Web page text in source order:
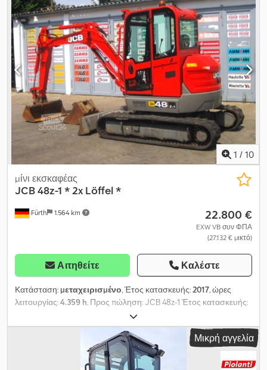
1 / 10
Fürth 1.564 km
μίνι εκσκαφέας
JCB48z-1 * 2x Löffel *
22.800 €
EXW VB συν ΦΠΑ
(27.132 € μικτό)
Αιτηθείτε Καλέστε
Κατάσταση: μεταχειρισμένο, Έτος κατασκευής: 2017, ώρες
λειτουργίας:4.359 h , Προς πώληση: JCB 48z-1 Έτος κατασκευής:
2017 Csdpfxozn Um So Al Rorf 4.359 ώρες λειτουργίας Μίνι
εκσκαφέας 4,8 τόνων. Κάδος εκσκαφής 120 cm + κουβάς 60 cm.
Προστατευτική πλάκα, τεχνολογία ZeroTail. Η Helmut Jakob
Pfeifer Verwertungen πουλάει μηχανήματα και εξοπλισμό για
λογαριασμό εταιρειών, τραπεζών, δημόσιων φορέων, καθώς και
Μικρή αγγελία